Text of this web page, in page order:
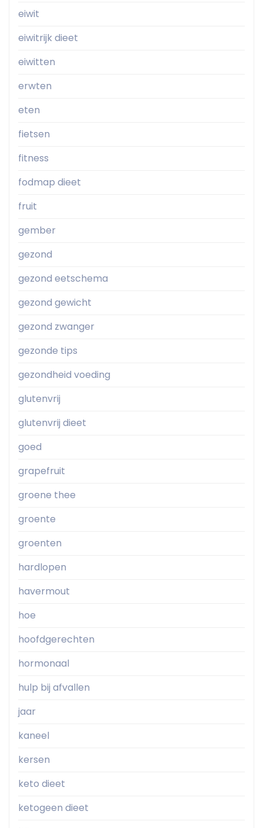
eiwit
eiwitrijk dieet
eiwitten
erwten
eten
fietsen
fitness
fodmap dieet
fruit
gember
gezond
gezond eetschema
gezond gewicht
gezond zwanger
gezonde tips
gezondheid voeding
glutenvrij
glutenvrij dieet
goed
grapefruit
groene thee
groente
groenten
hardlopen
havermout
hoe
hoofdgerechten
hormonaal
hulp bij afvallen
jaar
kaneel
kersen
keto dieet
ketogeen dieet